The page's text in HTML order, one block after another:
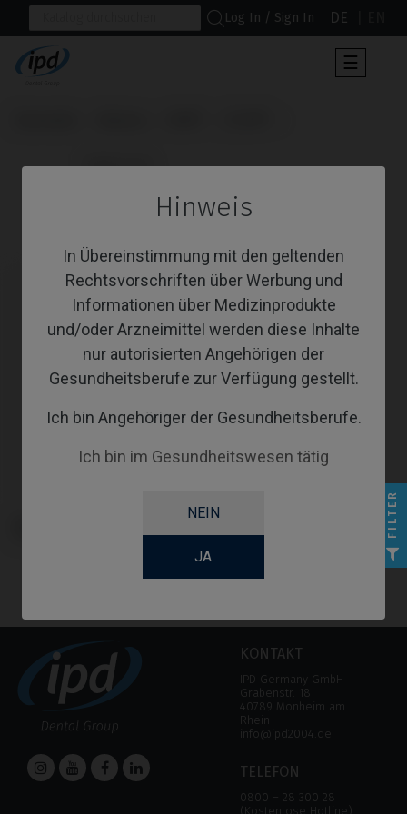
Hinweis
In Übereinstimmung mit den geltenden
Rechtsvorschriften über Werbung und
Informationen über Medizinprodukte
und/oder Arzneimittel werden diese Inhalte
nur autorisierten Angehörigen der
Gesundheitsberufe zur Verfügung gestellt.
Ich bin Angehöriger der Gesundheitsberufe.
Ich bin im Gesundheitswesen tätig
NEIN
JA
Log In / Sign In DE
der
☰
                      Multi-Unit
KONTAKT
IPD Germany GmbH
Grabenstr. 18
40789 Monheim am
Rhein
info@ipd2004.de
TELEFON
0800 – 28 300 28
(Kostenlose Hotline)
FILTER